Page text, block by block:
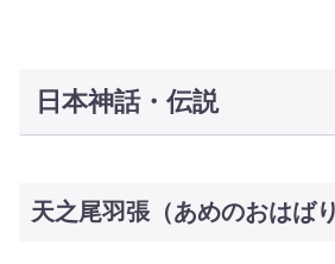
日本神話・伝説
天之尾羽張（あめのおはばり